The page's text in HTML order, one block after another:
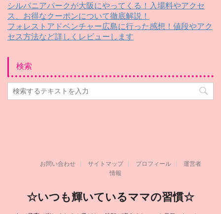
シルバニアパークが大阪にやってくる！入場料やアクセ
ス、お得なクーポンについて徹底解説！
フォレストアドベンチャー広島に行った感想！値段やアク
セス方法など詳しくレビューします
検索
お問い合わせ サイトマップ プロフィール
運営者
情報
☆いつも輝いているママの習慣☆